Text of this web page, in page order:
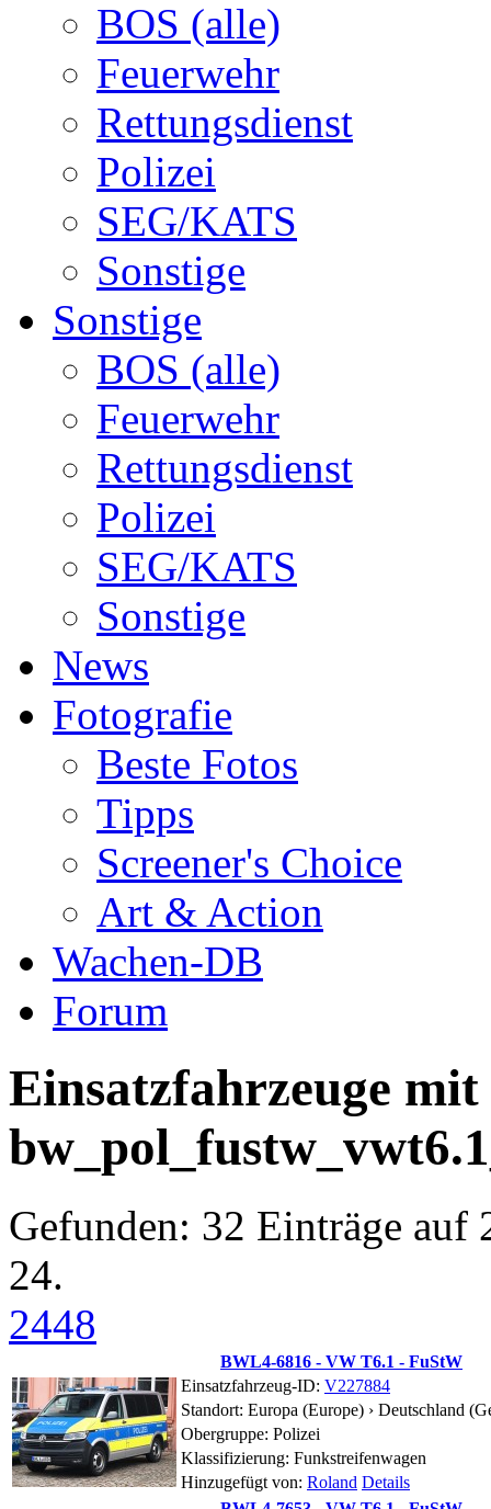
BOS (alle)
Feuerwehr
Rettungsdienst
Polizei
SEG/KATS
Sonstige
Sonstige
BOS (alle)
Feuerwehr
Rettungsdienst
Polizei
SEG/KATS
Sonstige
News
Fotografie
Beste Fotos
Tipps
Screener's Choice
Art & Action
Wachen-DB
Forum
Einsatzfahrzeuge mit
Gefunden: 32 Einträge auf
24.
2448
BWL4-6816 - VW T6.1 - FuStW
Einsatzfahrzeug-ID: V227884
Standort: Europa (Europe) › Deutschland
Obergruppe: Polizei
Klassifizierung: Funkstreifenwagen
Hinzugefügt von: Roland Details